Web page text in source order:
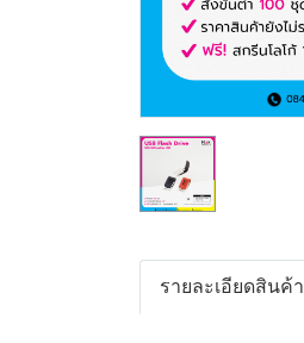
รายละเอียดสินค้า